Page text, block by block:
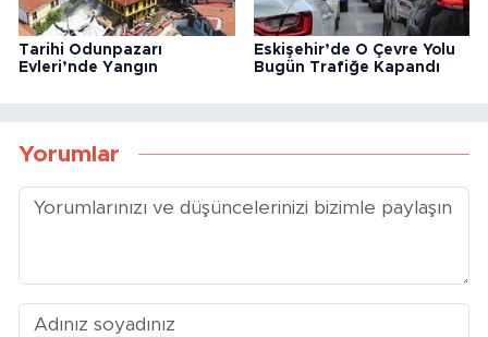
Tarihi Odunpazarı
Evleri’nde Yangın
Eskişehir’de O Çevre Yolu
Bugün Trafiğe Kapandı
Yorumlar